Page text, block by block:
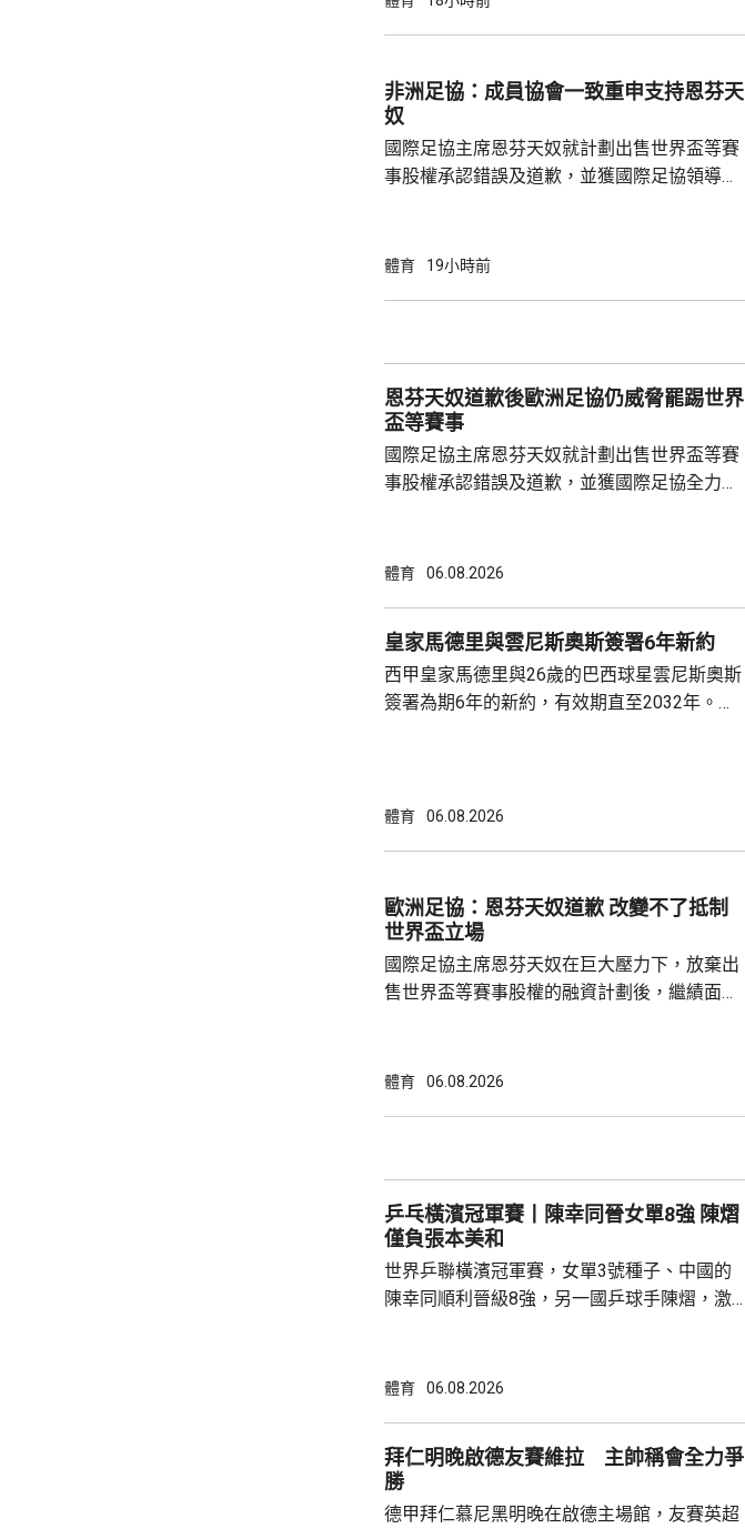
另加每個球季的附加獎金。
非洲足協：成員協會一致重申支持恩芬天
奴
國際足協主席恩芬天奴就計劃出售世界盃等賽
事股權承認錯誤及道歉，並獲國際足協領導層
非洲足球的支持。主席莫特塞佩表示，歡迎國
申，對恩芬天奴擔任國際足協主席已失去信
心，只要他繼續留任，將抵制未來的世界盃...
體育 19小時前
恩芬天奴道歉後歐洲足協仍威脅罷踢世界
盃等賽事
國際足協主席恩芬天奴就計劃出售世界盃等賽
事股權承認錯誤及道歉，並獲國際足協全力支
確條件，第一是撤回出售賽事股權的提議，第
芬天奴擔任國際足協主席失去信心。國際職業
足球員協會則指責恩芬天奴嚴重濫用職權。
體育 06.08.2026
皇家馬德里與雲尼斯奧斯簽署6年新約
西甲皇家馬德里與26歲的巴西球星雲尼斯奧斯
簽署為期6年的新約，有效期直至2032年。雙
法林明高轉投皇馬，先後上陣375場賽事，入
雲尼斯奧斯是隊會歷史上最成功時期之一的關
鍵球員。
體育 06.08.2026
歐洲足協：恩芬天奴道歉 改變不了抵制
世界盃立場
國際足協主席恩芬天奴在巨大壓力下，放棄出
售世界盃等賽事股權的融資計劃後，繼績面臨
歉；國際足協會後發聲明，重申全力支持恩芬
恩芬天奴作出道歉，改變不了他們抵制世界盃
等國際足協相關賽事的立場，他們對恩芬...
體育 06.08.2026
乒乓橫濱冠軍賽丨陳幸同晉女單8強 陳熠
僅負張本美和
世界乒聯橫濱冠軍賽，女單3號種子、中國的
陳幸同順利晉級8強，另一國乒球手陳熠，激
全場控制大局下，以直落3局11:8、11:2及11:2
氣勢，張本美和絕地反擊 ，連追3局11: 5、
體育 06.08.2026
拜仁明晚啟德友賽維拉 主帥稱會全力爭
勝
德甲拜仁慕尼黑明晚在啟德主場館，友賽英超